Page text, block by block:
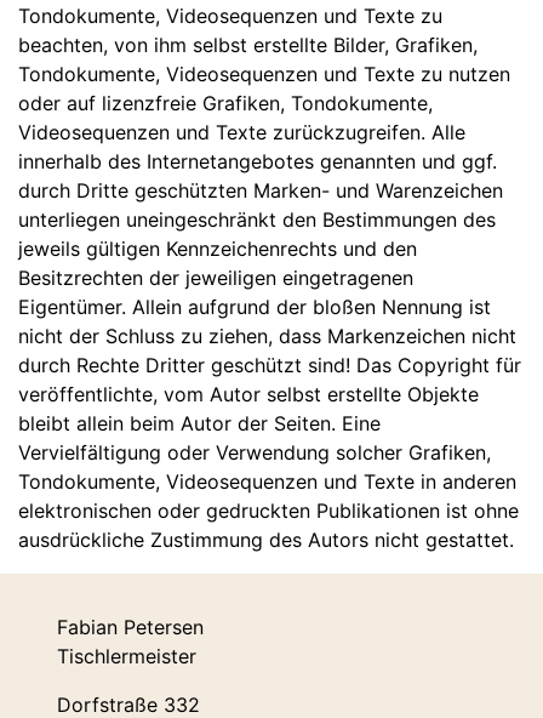
Tondokumente, Videosequenzen und Texte zu
beachten, von ihm selbst erstellte Bilder, Grafiken,
Tondokumente, Videosequenzen und Texte zu nutzen
oder auf lizenzfreie Grafiken, Tondokumente,
Videosequenzen und Texte zurückzugreifen. Alle
innerhalb des Internetangebotes genannten und ggf.
durch Dritte geschützten Marken- und Warenzeichen
unterliegen uneingeschränkt den Bestimmungen des
jeweils gültigen Kennzeichenrechts und den
Besitzrechten der jeweiligen eingetragenen
Eigentümer. Allein aufgrund der bloßen Nennung ist
nicht der Schluss zu ziehen, dass Markenzeichen nicht
durch Rechte Dritter geschützt sind! Das Copyright für
veröffentlichte, vom Autor selbst erstellte Objekte
bleibt allein beim Autor der Seiten. Eine
Vervielfältigung oder Verwendung solcher Grafiken,
Tondokumente, Videosequenzen und Texte in anderen
elektronischen oder gedruckten Publikationen ist ohne
ausdrückliche Zustimmung des Autors nicht gestattet.
Fabian Petersen
Tischlermeister
Dorfstraße 332